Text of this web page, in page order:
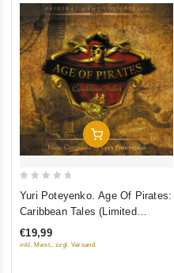
In Den Warenkorb
5
Yuri Poteyenko. Age Of Pirates:
Caribbean Tales (Limited
Edition)
€19,99
inkl. Mwst., zzgl. Versand